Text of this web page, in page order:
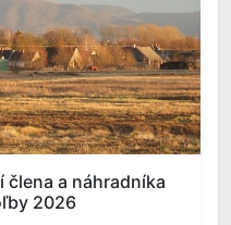
člena a náhradníka
2026